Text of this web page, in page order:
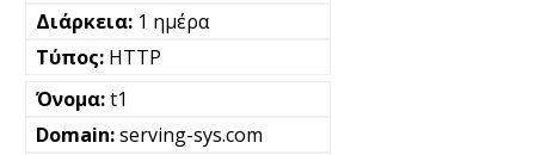
1 ημέρα
HTTP
t1
serving-sys.com